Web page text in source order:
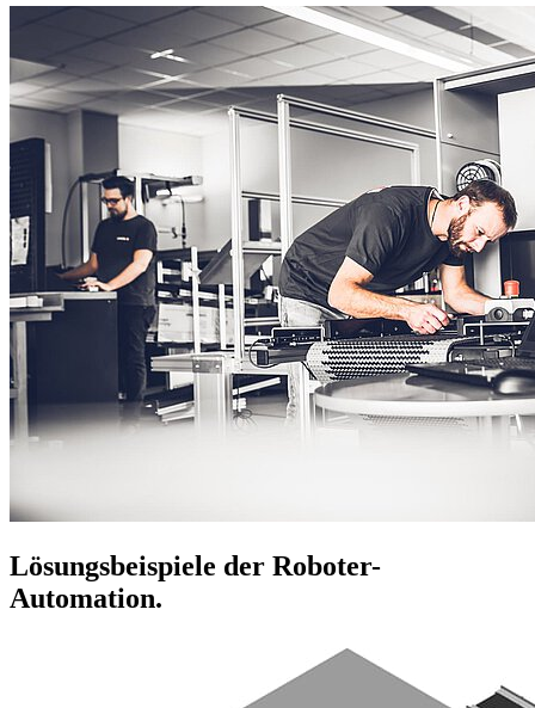
Lösungsbeispiele der Roboter-
Automation.